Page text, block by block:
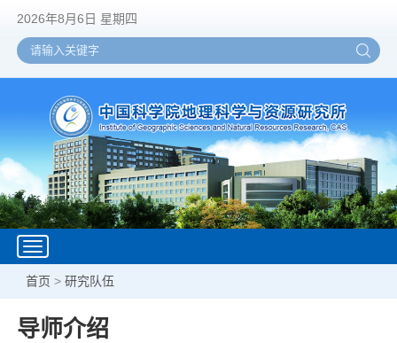
2026年8月6日 星期四
Toggle
navigation
首页 >研究队伍
导师介绍